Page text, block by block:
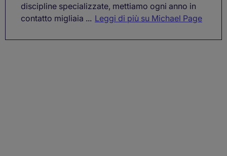
discipline specializzate, mettiamo ogni anno in
contatto migliaia ... Leggi di più su Michael Page